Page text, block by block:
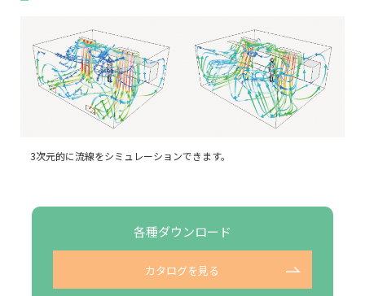
3次元的に流線をシミュレーションできます。
各種ダウンロード
カタログを見る